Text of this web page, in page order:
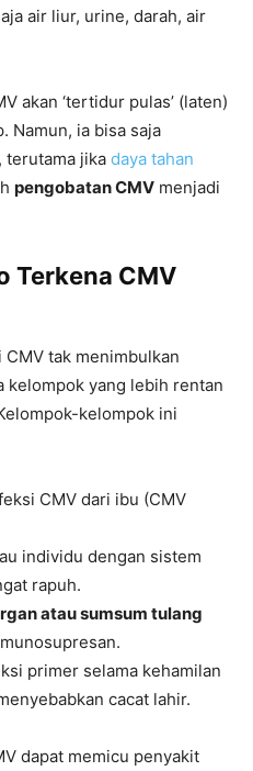
air liur, urine, darah, air
akan ‘tertidur pulas’ (laten)
Namun, ia bisa saja
terutama jika daya tahan
pengobatan CMV menjadi
Terkena CMV
tak menimbulkan
kelompok yang lebih rentan
kelompok ini
CMV dari ibu (CMV
individu dengan sistem
rapuh.
atau sumsum tulang
primer selama kehamilan
cacat lahir.
dapat memicu penyakit